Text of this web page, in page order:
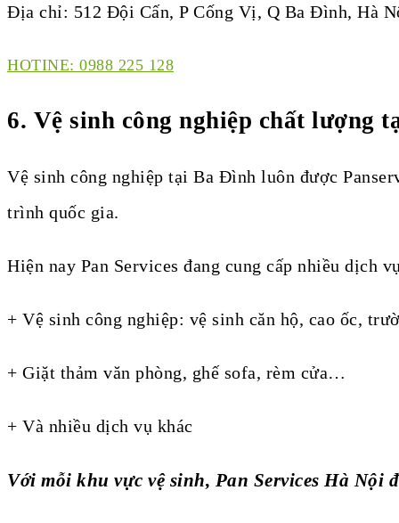
Địa chỉ: 512 Đội Cấn, P Cống Vị, Q Ba Đình, Hà
HOTINE: 0988 225 128
6. Vệ sinh công nghiệp chất lượng
Vệ sinh công nghiệp tại Ba Đình luôn được
trình quốc gia.
Hiện nay Pan Services đang cung cấp nhiều dịch
+ Vệ sinh công nghiệp: vệ sinh căn hộ, cao ốc,
+ Giặt thảm văn phòng, ghế sofa, rèm cửa…
+ Và nhiều dịch vụ khác
Với mỗi khu vực vệ sinh, Pan Services Hà Nội